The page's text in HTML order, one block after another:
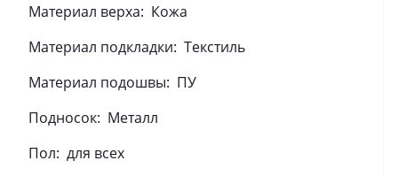
Материал верха: Кожа
Материал подкладки: Текстиль
Материал подошвы: ПУ
Подносок: Металл
Пол: для всех